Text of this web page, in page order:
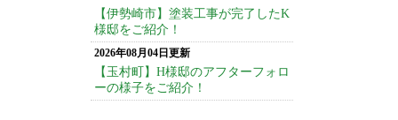
【伊勢崎市】塗装工事が完了したK
様邸をご紹介！
2026年08月04日更新
【玉村町】H様邸のアフターフォロ
ーの様子をご紹介！